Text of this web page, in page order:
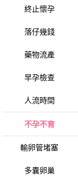
終止懷孕
落仔幾錢
藥物流產
早孕檢查
人流時間
不孕不育
輸卵管堵塞
多囊卵巢